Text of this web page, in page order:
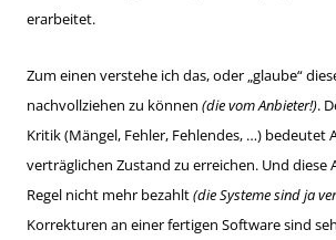
erarbeitet.
Zum einen verstehe ich das, oder „glaube“
nachvollziehen zu können (die vom Anbieter!).
Kritik (Mängel, Fehler, Fehlendes, …) bedeutet
verträglichen Zustand zu erreichen. Und diese
Regel nicht mehr bezahlt(die Systeme sind ja
Korrekturen an einer fertigen Software sind